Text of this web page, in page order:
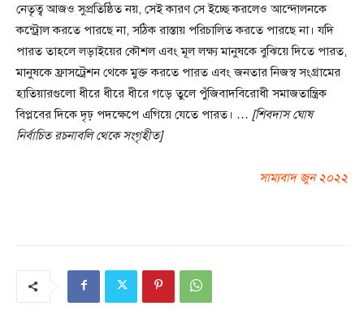
নেতৃত্ব আজও সুপ্রতিষ্ঠিত নয়, সেই কারণ সে ইচ্ছে করলেও আন্দোলনকে
কন্ট্রোল করতে পারছে না, সঠিক রাস্তায় পরিচালিত করতে পারছে না। যদি
পারত তাহলে লড়াইয়ের কৌশল এবং মূল লক্ষ্য মানুষকে বুঝিয়ে দিতে পারত,
মানুষকে ফ্রাসট্রেশন থেকে মুক্ত করতে পারত এবং জনতার নিজস্ব সংগ্রামের
হাতিয়ারগুলো ধীরে ধীরে ধীরে গড়ে তুলে পুঁজিবাদবিরোধী সমাজতান্ত্রিক
বিপ্লবের দিকে দৃঢ় পদক্ষেপে এগিয়ে যেতে পারত। … [শিবদাস ঘোষ
নির্বাচিত রচনাবলি থেকে সংগৃহীত]
সাম্যবাদ জুন ২০২২